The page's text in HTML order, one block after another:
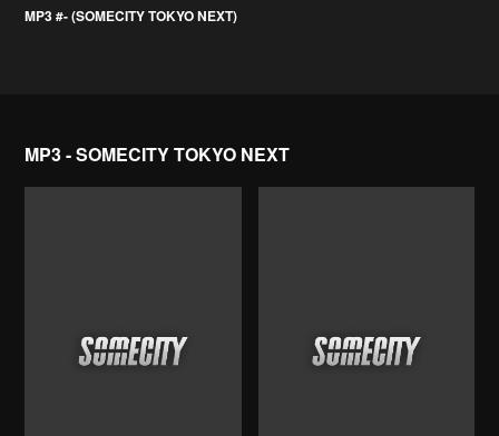
MP3 #- (SOMECITY TOKYO NEXT)
MP3 - SOMECITY TOKYO NEXT